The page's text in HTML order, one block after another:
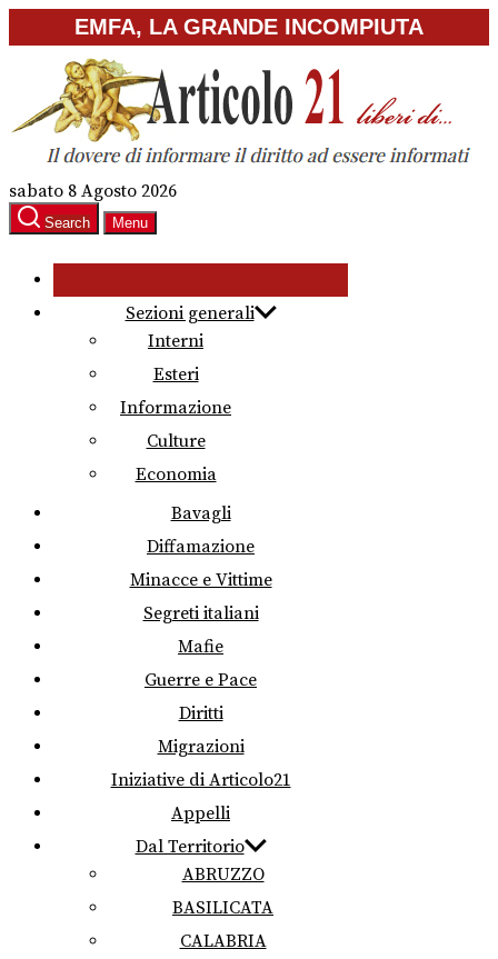
to
content
EMFA, LA GRANDE INCOMPIUTA
sabato 8 Agosto 2026
Search Menu
Sezioni generali
Interni
Esteri
Informazione
Culture
Economia
Bavagli
Diffamazione
Minacce e Vittime
Segreti italiani
Mafie
Guerre e Pace
Diritti
Migrazioni
Iniziative di Articolo21
Appelli
Dal Territorio
ABRUZZO
BASILICATA
CALABRIA